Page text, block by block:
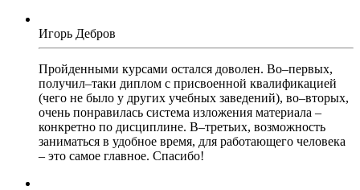
Игорь Дебров
Пройденными курсами остался доволен. Во–первых,
получил–таки диплом с присвоенной квалификацией
(чего не было у других учебных заведений), во–вторых,
очень понравилась система изложения материала –
конкретно по дисциплине. В–третьих, возможность
заниматься в удобное время, для работающего человека
– это самое главное. Спасибо!